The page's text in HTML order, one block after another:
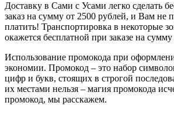
Доставку в Сами с Усами легко сделать
заказ на сумму от 2500 рублей, и Вам не
платить! Транспортировка в некоторые
окажется бесплатной при заказе на
Использование промокода при
экономии. Промокод – это набор
цифр и букв, стоящих в строгой
их местами нельзя – магия промокода
промокод, мы расскажем.